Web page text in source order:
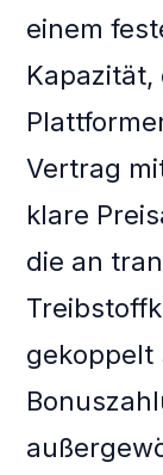
einem
Vertrag
klare
die an
gekoppelt